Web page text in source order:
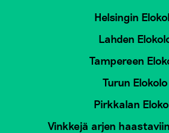
Helsingin
Lahden
Tampereen
Turun Elokolo
Pirkkalan
Vinkkejä arjen